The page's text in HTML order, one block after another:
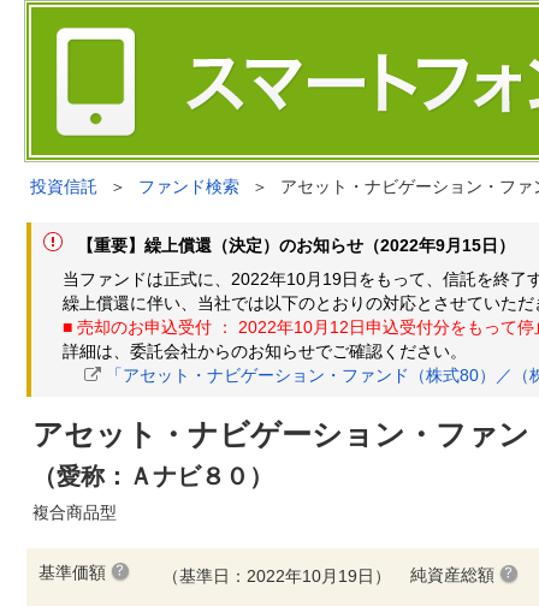
投資信託 ＞ ファンド検索 ＞ アセット・ナビゲーション・フ
【重要】繰上償還（決定）のお知らせ（2022年9月15日）
当ファンドは正式に、2022年10月19日をもって、信託を終了
繰上償還に伴い、当社では以下のとおりの対応とさせていただ
■ 売却のお申込受付 ： 2022年10月12日申込受付分をもって
詳細は、委託会社からのお知らせでご確認ください。
「アセット・ナビゲーション・ファンド（株式80）／
アセット・ナビゲーション・ファン
（愛称：Ａナビ８０）
複合商品型
基準価額 （基準日：2022年10月19日） 純資産総額